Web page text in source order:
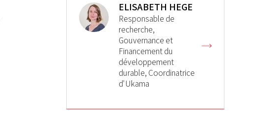
ELISABETH HEGE
Responsable de
recherche,
Gouvernance et
Financement du
développement
durable, Coordinatrice
d'Ukama